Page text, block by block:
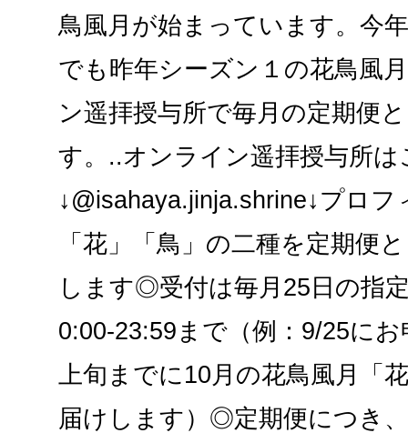
鳥風月が始まっています。今
でも昨年シーズン１の花鳥風
ン遥拝授与所で毎月の定期便
す。..オンライン遥拝授与所は
↓@isahaya.jinja.shrine↓プロ
「花」「鳥」の二種を定期便
します◎受付は毎月25日の指
0:00-23:59まで（例：9/25に
上旬までに10月の花鳥風月「
届けします）◎定期便につき